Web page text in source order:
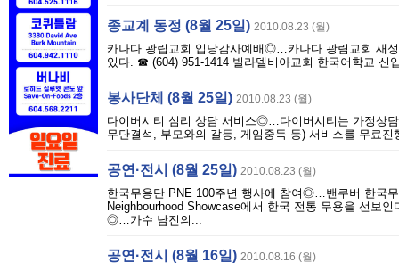
종교계 동정 (8월 25일) 2010.08.23 (월)
카나다 광립교회 입당감사예배◎…카나다 광림교회 새
있다. ☎ (604) 951-1414 빌라델비아교회 한국어학교
봉사단체 (8월 25일) 2010.08.23 (월)
다이버시티 심리 상담 서비스◎…다이버시티는 가정상
무단결석, 부모와의 갈등, 게임중독 등) 서비스를 무료
공연·전시 (8월 25일) 2010.08.23 (월)
한국무용단 PNE 100주년 행사에 참여◎…밴쿠버 한국
Neighbourhood Showcase에서 한국 전통 무용을 선보
◎…가수 남진의...
공연·전시 (8월 16일) 2010.08.16 (월)